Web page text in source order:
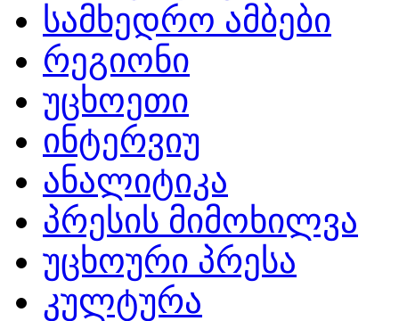
სამხედრო ამბები
რეგიონი
უცხოეთი
ინტერვიუ
ანალიტიკა
პრესის მიმოხილვა
უცხოური პრესა
კულტურა